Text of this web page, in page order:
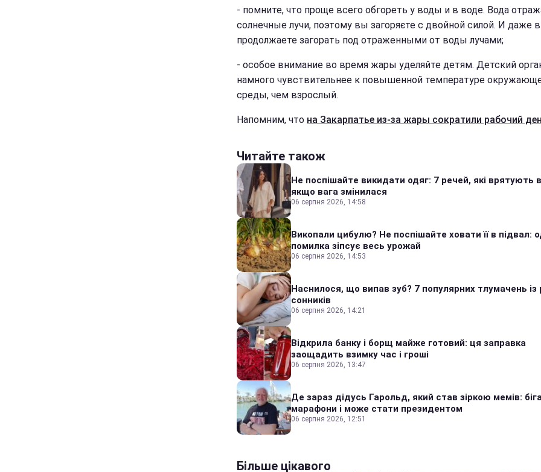
- помните, что проще всего обгореть у воды и в воде. Вода
солнечные лучи, поэтому вы загоряєте с двойной силой. И даже
продолжаете загорать под отраженными от воды лучами;
- особое внимание во время жары уделяйте детям. Детский
намного чувствительнее к повышенной температуре
среды, чем взрослый.
Напомним, что на Закарпатье из-за жары сократили рабочий
Читайте також
Не поспішайте викидати одяг: 7 речей, які врятують
якщо вага змінилася
06 серпня 2026, 14:58
Викопали цибулю? Не поспішайте ховати її в підвал:
помилка зіпсує весь урожай
06 серпня 2026, 14:53
Наснилося, що випав зуб? 7 популярних тлумачень із
сонників
06 серпня 2026, 14:21
Відкрила банку і борщ майже готовий: ця заправка
заощадить взимку час і гроші
06 серпня 2026, 13:47
Де зараз дідусь Гарольд, який став зіркою мемів:
марафони і може стати президентом
06 серпня 2026, 12:51
Більше цікавого